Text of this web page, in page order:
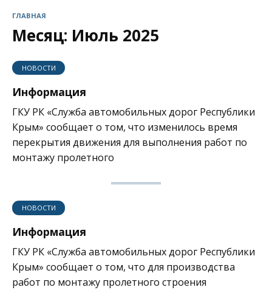
ГЛАВНАЯ
Месяц: Июль 2025
НОВОСТИ
Информация
ГКУ РК «Служба автомобильных дорог Республики
Крым» сообщает о том, что изменилось время
перекрытия движения для выполнения работ по
монтажу пролетного
НОВОСТИ
Информация
ГКУ РК «Служба автомобильных дорог Республики
Крым» сообщает о том, что для производства
работ по монтажу пролетного строения